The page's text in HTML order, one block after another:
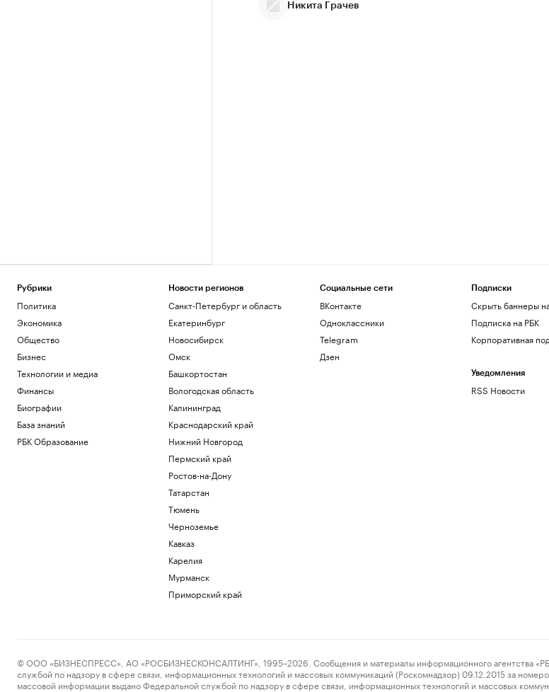
Никита Грачев
Рубрики
Политика
Экономика
Общество
Бизнес
Технологии и медиа
Финансы
Биографии
База знаний
РБК Образование
Новости регионов
Санкт-Петербург и область
Екатеринбург
Новосибирск
Омск
Башкортостан
Вологодская область
Калининград
Краснодарский край
Нижний Новгород
Пермский край
Ростов-на-Дону
Татарстан
Тюмень
Черноземье
Кавказ
Карелия
Мурманск
Приморский край
Социальные сети
ВКонтакте
Одноклассники
Telegram
Дзен
Подписки
Скрыть баннеры
Подписка на РБК
Корпоративная
Уведомления
RSS Новости
© ООО «БИЗНЕСПРЕСС», АО «РОСБИЗНЕСКОНСАЛТИНГ», 1995–2026. Сообщения и материалы информационного агентства
службой по надзору в сфере связи, информационных технологий и массовых коммуникаций (Роскомнадзор) 09.12.2015 за
массовой информации выдано Федеральной службой по надзору в сфере связи, информационных технологий и массовых